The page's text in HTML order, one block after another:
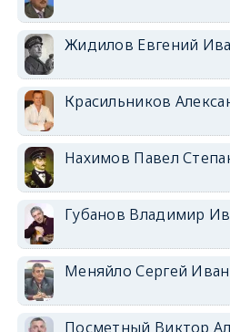
Жидилов Евгений
Красильников
Нахимов Павел
Губанов Владимир
Меняйло Сергей
Посметный Виктор